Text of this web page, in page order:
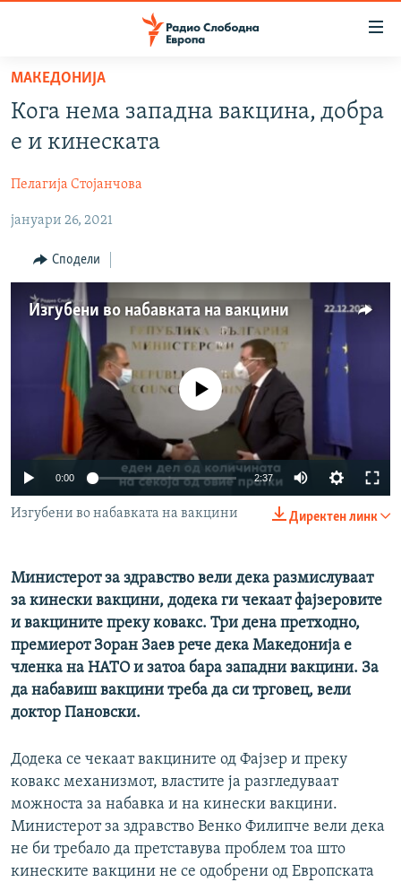
Оди
содржината
Оди
главната
Премини
ВЕСТИ
ШТО ТРЕБА ДА ЗНАЕТЕ
ПРИЈАВИ СЕ ЗА ЊУЗЛЕТЕР
ПОДКАСТ ЗОШТО?
СЛЕДЕТЕ НЕ
РСЕ веб страници
МАКЕДОНИЈА
Кога нема западна вакцина, добра
е и кинеската
Пелагија Стојанчова
јануари 26, 2021
Сподели
Изгубени во набавката на вакцини
Auto 240p 360p 480p
720p 1080p
No media source currently available
0:00 2:37
720p
1080p
Директен линк
Изгубени во набавката на вакцини
Министерот за здравство вели дека размислуваат
за кинески вакцини, додека ги чекаат фајзеровите
и вакцините преку ковакс. Три дена претходно,
премиерот Зоран Заев рече дека Македонија е
членка на НАТО и затоа бара западни вакцини. За
да набавиш вакцини треба да си трговец, вели
доктор Пановски.
Додека се чекаат вакцините од Фајзер и преку
ковакс механизмот, властите ја разгледуваат
можноста за набавка и на кинески вакцини.
Министерот за здравство Венко Филипче вели дека
не би требало да претставува проблем тоа што
кинеските вакцини не се одобрени од Европската